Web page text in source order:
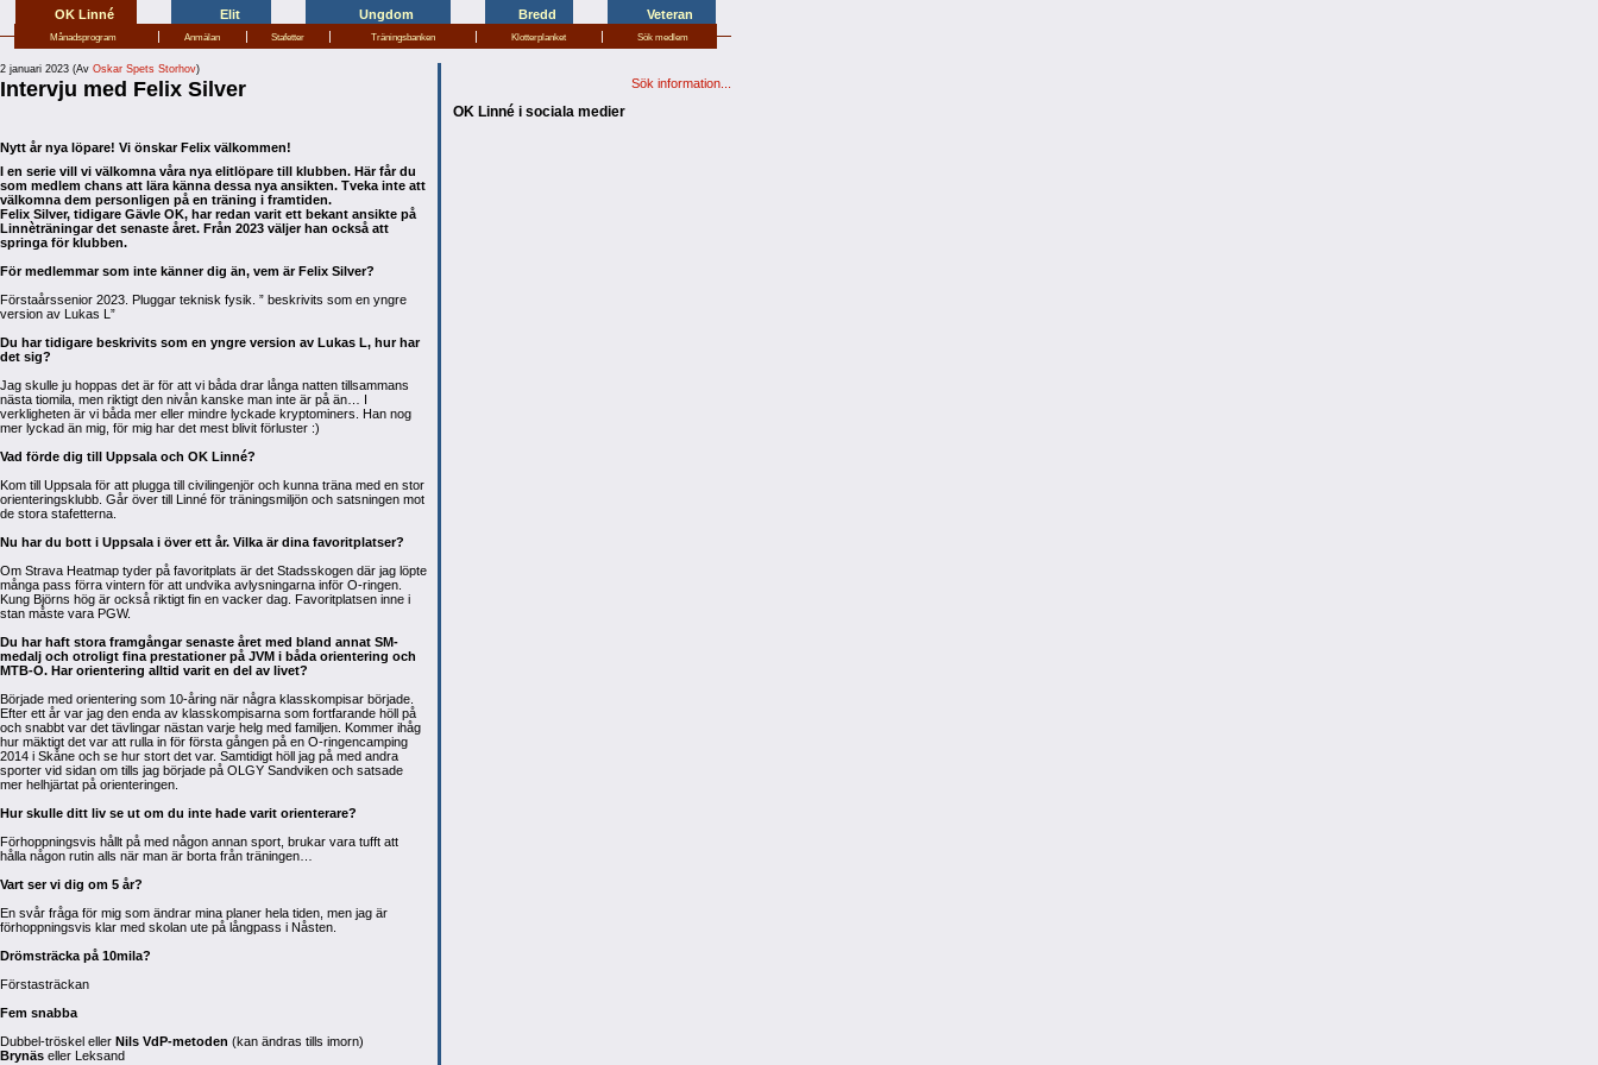
OK Linné Elit Ungdom Bredd Veteran
Månadsprogram | Anmälan | Stafetter | Träningsbanken | Klotterplanket | Sök medlem
2 januari 2023 (Av Oskar Spets Storhov)
Intervju med Felix Silver
Nytt år nya löpare! Vi önskar Felix välkommen!
I en serie vill vi välkomna våra nya elitlöpare till klubben. Här får du
som medlem chans att lära känna dessa nya ansikten. Tveka inte att
välkomna dem personligen på en träning i framtiden.
Felix Silver, tidigare Gävle OK, har redan varit ett bekant ansikte på
Linnèträningar det senaste året. Från 2023 väljer han också att
springa för klubben.
För medlemmar som inte känner dig än, vem är Felix Silver?
Förstaårssenior 2023. Pluggar teknisk fysik. ” beskrivits som en yngre
version av Lukas L”
Du har tidigare beskrivits som en yngre version av Lukas L, hur har
det sig?
Jag skulle ju hoppas det är för att vi båda drar långa natten tillsammans
nästa tiomila, men riktigt den nivån kanske man inte är på än… I
verkligheten är vi båda mer eller mindre lyckade kryptominers. Han nog
mer lyckad än mig, för mig har det mest blivit förluster :)
Vad förde dig till Uppsala och OK Linné?
Kom till Uppsala för att plugga till civilingenjör och kunna träna med en stor
orienteringsklubb. Går över till Linné för träningsmiljön och satsningen mot
de stora stafetterna.
Nu har du bott i Uppsala i över ett år. Vilka är dina favoritplatser?
Om Strava Heatmap tyder på favoritplats är det Stadsskogen där jag löpte
många pass förra vintern för att undvika avlysningarna inför O-ringen.
Kung Björns hög är också riktigt fin en vacker dag. Favoritplatsen inne i
stan måste vara PGW.
Du har haft stora framgångar senaste året med bland annat SM-
medalj och otroligt fina prestationer på JVM i båda orientering och
MTB-O. Har orientering alltid varit en del av livet?
Började med orientering som 10-åring när några klasskompisar började.
Efter ett år var jag den enda av klasskompisarna som fortfarande höll på
och snabbt var det tävlingar nästan varje helg med familjen. Kommer ihåg
hur mäktigt det var att rulla in för första gången på en O-ringencamping
2014 i Skåne och se hur stort det var. Samtidigt höll jag på med andra
sporter vid sidan om tills jag började på OLGY Sandviken och satsade
mer helhjärtat på orienteringen.
Hur skulle ditt liv se ut om du inte hade varit orienterare?
Förhoppningsvis hållt på med någon annan sport, brukar vara tufft att
hålla någon rutin alls när man är borta från träningen…
Vart ser vi dig om 5 år?
En svår fråga för mig som ändrar mina planer hela tiden, men jag är
förhoppningsvis klar med skolan ute på långpass i Nåsten.
Drömsträcka på 10mila?
Förstasträckan
Fem snabba
Dubbel-tröskel eller Nils VdP-metoden (kan ändras tills imorn)
Brynäs eller Leksand
Sök information...
OK Linné i sociala medier